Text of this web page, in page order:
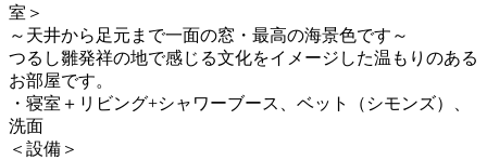
室＞
～天井から足元まで一面の窓・最高の海景色です～
つるし雛発祥の地で感じる文化をイメージした温もりのある
お部屋です。
・寝室＋リビング+シャワーブース、ベット（シモンズ）、
洗面
＜設備＞